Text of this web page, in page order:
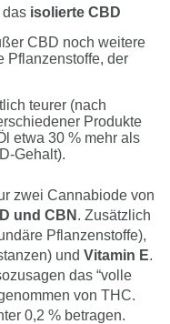
das isolierte CBD
CBD noch weitere
Pflanzenstoffe, der
teurer (nach
Produkte
etwa 30 % mehr als
Gehalt).
zwei Cannabiode von
und CBN . Zusätzlich
Pflanzenstoffe),
und Vitamin E.
das “volle
von THC.
0,2 % betragen.